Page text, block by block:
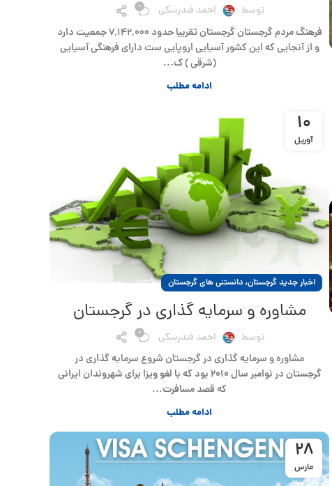
توسط احمد فندرسکی 0
فرهنگ مردم گرجستان گرجستان تقریبا حدود ۷٬۱۴۲٬۰۰۰ جمعیت دارد
و از آنجایی که این کشور آسیایی اروپایی ست دارای فرهنگی آسیایی
(شرقی ) ک...
ادامه مطلب
10
آوریل
اخبار جدید گرجستان, دانستنی های گرجستان
مشاوره و سرمایه گذاری در گرجستان
توسط احمد فندرسکی 0
مشاوره و سرمایه گذاری در گرجستان شروع سرمایه گذاری در
گرجستان در نوامبر سال ۲۰۱۰ بود که با لغو ویزا برای شهروندان ایرانی
که قصد مسافرت...
ادامه مطلب
28
مارس